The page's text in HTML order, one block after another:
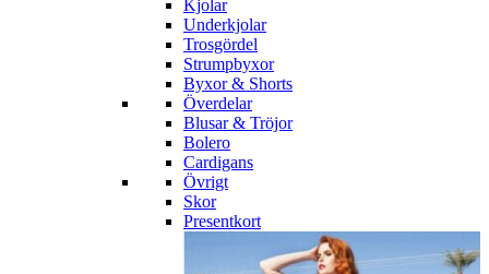
Kjolar
Underkjolar
Trosgördel
Strumpbyxor
Byxor & Shorts
Överdelar
Blusar & Tröjor
Bolero
Cardigans
Övrigt
Skor
Presentkort